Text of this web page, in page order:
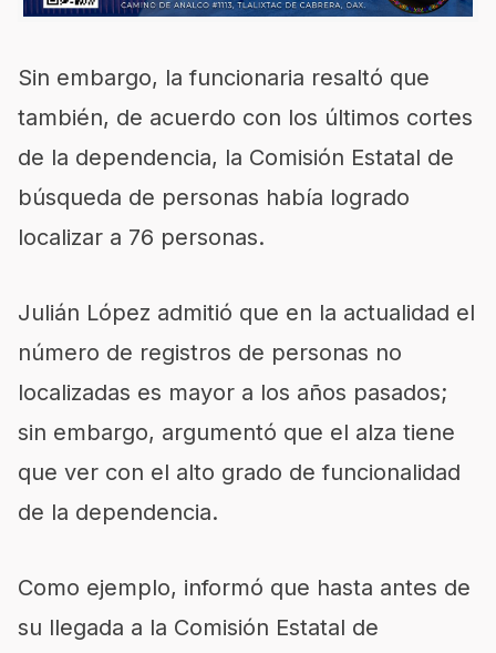
Sin embargo, la funcionaria resaltó que
también, de acuerdo con los últimos cortes
de la dependencia, la Comisión Estatal de
búsqueda de personas había logrado
localizar a 76 personas.
Julián López admitió que en la actualidad el
número de registros de personas no
localizadas es mayor a los años pasados;
sin embargo, argumentó que el alza tiene
que ver con el alto grado de funcionalidad
de la dependencia.
Como ejemplo, informó que hasta antes de
su llegada a la Comisión Estatal de